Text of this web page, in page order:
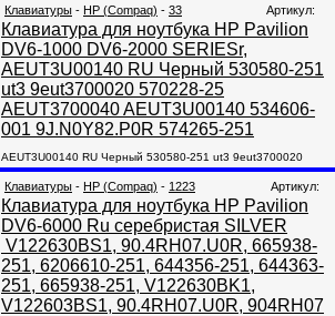
Клавиатуры - HP (Compaq) - 33 Артикул:
Клавиатура для ноутбука HP Pavilion
DV6-1000 DV6-2000 SERIESr,
AEUT3U00140 RU Черный 530580-251
ut3 9eut3700020 570228-25
AEUT3700040 AEUT3U00140 534606-
001 9J.N0Y82.P0R 574265-251
AEUT3U00140 RU Черный 530580-251 ut3 9eut3700020
Клавиатуры - HP (Compaq) - 1223 Артикул:
Клавиатура для ноутбука HP Pavilion
DV6-6000 Ru серебристая SILVER
V122630BS1, 90.4RH07.U0R, 665938-
251, 6206610-251, 644356-251, 644363-
251, 665938-251, V122630BK1,
V122603BS1, 90.4RH07.U0R, 904RH07